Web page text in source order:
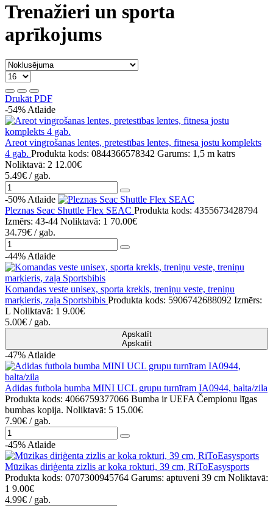
Trenažieri un sporta
aprīkojums
Drukāt PDF
-54% Atlaide
Areot vingrošanas lentes, pretestības lentes, fitnesa jostu komplekts
4 gab. Produkta kods: 0844366578342 Garums: 1,5 m katrs
Noliktavā: 2 12.00€
5.49€ / gab.
-50% Atlaide
Pleznas Seac Shuttle Flex SEAC Produkta kods: 4355673428794
Izmērs: 43-44 Noliktavā: 1 70.00€
34.79€ / gab.
-44% Atlaide
Komandas veste unisex, sporta krekls, treniņu veste, treniņu
marķieris, zaļa Sportsbibis Produkta kods: 5906742688092 Izmērs:
L Noliktavā: 1 9.00€
5.00€ / gab.
Apskatīt
Apskatīt
-47% Atlaide
Adidas futbola bumba MINI UCL grupu turnīram IA0944, balta/zila
Produkta kods: 4066759377066 Bumba ir UEFA Čempionu līgas
bumbas kopija. Noliktavā: 5 15.00€
7.90€ / gab.
-45% Atlaide
Mūzikas diriģenta zizlis ar koka rokturi, 39 cm, RiToEasysports
Produkta kods: 0707300945764 Garums: aptuveni 39 cm Noliktavā:
1 9.00€
4.99€ / gab.